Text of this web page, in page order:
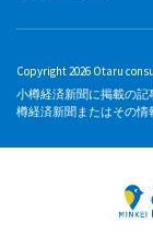
Copyright 2026 Otaru
小樽経済新聞に掲載の
樽経済新聞またはその情